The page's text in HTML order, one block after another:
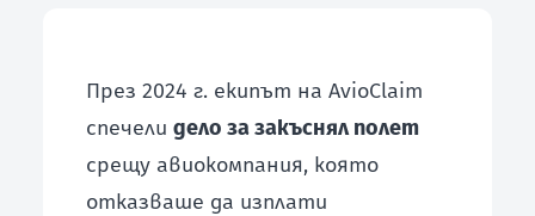
През 2024 г. екипът на AvioClaim
спечели дело за закъснял полет
срещу авиокомпания, която
отказваше да изплати